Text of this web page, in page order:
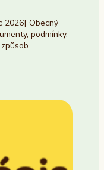
2026] Obecný
podmínky,
způsob…